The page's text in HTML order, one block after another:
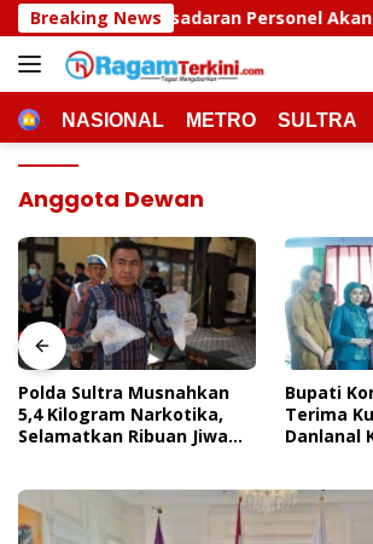
Langsung
ke
konten
Breaking News
Personel Akan Pentingnya Hidup
HOMENASIONAL METRO SULTRA
Anggota Dewan
Polda Sultra Musnahkan
5,4 Kilogram Narkotika,
Selamatkan Ribuan Jiwa
Bupati
Terima
Danlanal